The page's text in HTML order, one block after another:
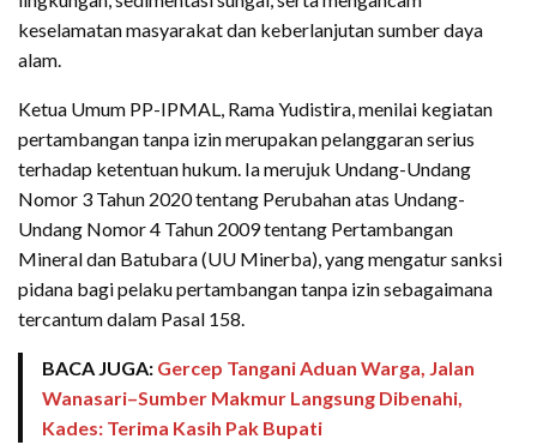
keselamatan masyarakat dan keberlanjutan sumber daya
alam.
Ketua Umum PP-IPMAL, Rama Yudistira, menilai kegiatan
pertambangan tanpa izin merupakan pelanggaran serius
terhadap ketentuan hukum. Ia merujuk Undang-Undang
Nomor 3 Tahun 2020 tentang Perubahan atas Undang-
Undang Nomor 4 Tahun 2009 tentang Pertambangan
Mineral dan Batubara (UU Minerba), yang mengatur sanksi
pidana bagi pelaku pertambangan tanpa izin sebagaimana
tercantum dalam Pasal 158.
BACA JUGA: Gercep Tangani Aduan Warga, Jalan
Wanasari–Sumber Makmur Langsung Dibenahi,
Kades: Terima Kasih Pak Bupati